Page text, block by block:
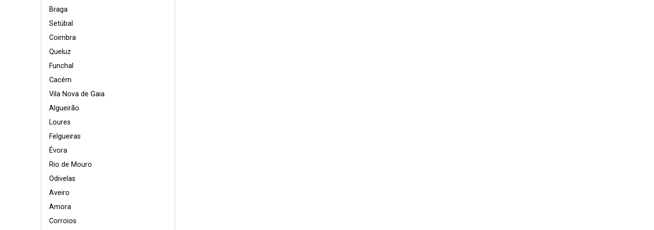
Braga
Setúbal
Coimbra
Queluz
Funchal
Cacém
Vila Nova de Gaia
Algueirão
Loures
Felgueiras
Évora
Rio de Mouro
Odivelas
Aveiro
Amora
Corroios